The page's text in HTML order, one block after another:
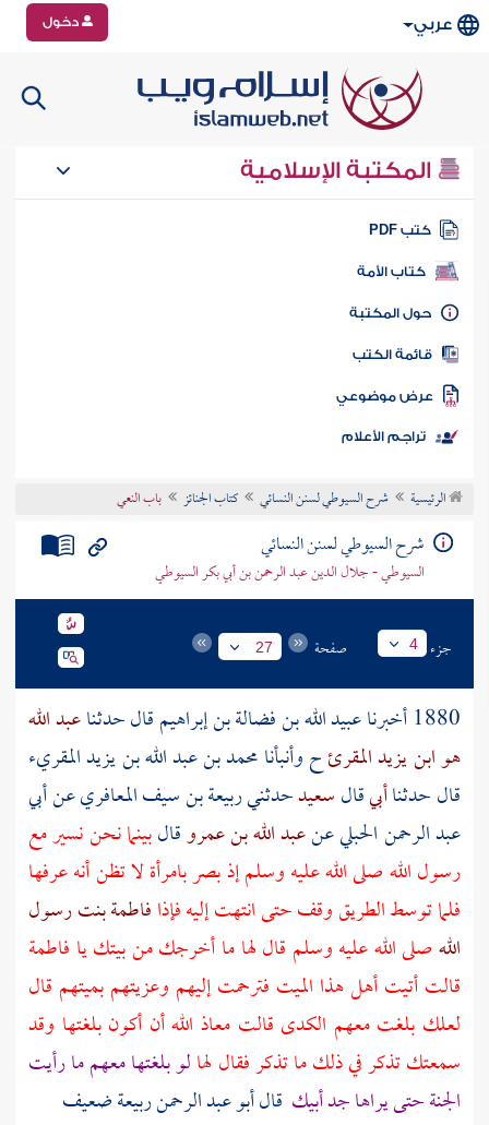
عربي دخول
المكتبة الإسلامية
كتب PDF
كتاب الأمة
المكتبة
الكتب
موضوعي
تراجم الأعلام
الرئيسية شرح السيوطي لسنن النسائي كتاب الجنائز باب النعي
شرح السيوطي لسنن النسائي
السيوطي - جلال الدين عبد الرحمن بن أبي بكر السيوطي
جزء 4 صفحة 27
1880 أخبرنا عبيد الله بن فضالة بن إبراهيمقال حدثناعبد الله
هو ابن يزيد المقرئح وأنبأنامحمد بن عبد الله بن يزيد المقريء
قال حدثناأبيقالسعيدحدثنيربيعة بن سيف المعافريعنأبي
عبد الرحمن الحبليعنعبد الله بن عمروقالبينما نحن نسير مع
رسول الله صلى الله عليه وسلم إذ بصر بامرأة لا تظن أنه عرفها
فلما توسط الطريق وقف حتى انتهت إليه فإذافاطمة بنت رسول
اللهصلى الله عليه وسلم قال لها ما أخرجك من بيتك يا فاطمة
قالت أتيت أهل هذا الميت فترحمت إليهم وعزيتهم بميتهم قال
لعلك بلغت معهم الكدى قالت معاذ الله أن أكون بلغتها وقد
سمعتك تذكر في ذلك ما تذكر فقال لهالو بلغتها معهم ما رأيت
الجنة حتى يراها جد أبيك قال أبو عبد الرحمنربيعةضعيف